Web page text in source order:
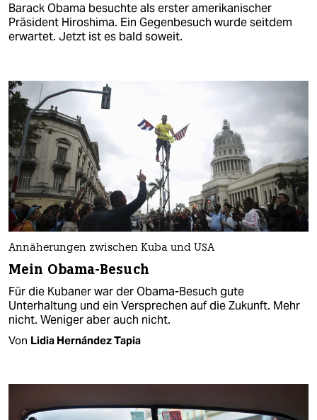
Barack Obama besuchte als erster amerikanischer
Präsident Hiroshima. Ein Gegenbesuch wurde seitdem
erwartet. Jetzt ist es bald soweit.
Annäherungen zwischen Kuba und USA
Mein Obama-Besuch
Für die Kubaner war der Obama-Besuch gute
Unterhaltung und ein Versprechen auf die Zukunft. Mehr
nicht. Weniger aber auch nicht.
Von Lidia Hernández Tapia